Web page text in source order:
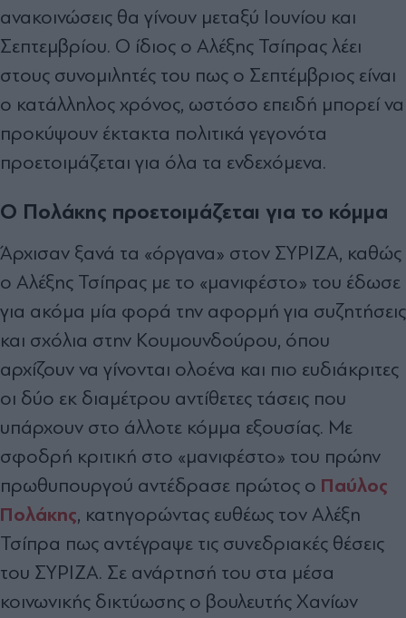
ανακοινώσεις θα γίνουν μεταξύ Ιουνίου και
Σεπτεμβρίου. Ο ίδιος ο Αλέξης Τσίπρας λέει
στους συνομιλητές του πως ο Σεπτέμβριος είναι
ο κατάλληλος χρόνος, ωστόσο επειδή μπορεί να
προκύψουν έκτακτα πολιτικά γεγονότα
προετοιμάζεται για όλα τα ενδεχόμενα.
Ο Πολάκης προετοιμάζεται για το κόμμα
Άρχισαν ξανά τα «όργανα» στον ΣΥΡΙΖΑ, καθώς
ο Αλέξης Τσίπρας με το «μανιφέστο» του έδωσε
για ακόμα μία φορά την αφορμή για συζητήσεις
και σχόλια στην Κουμουνδούρου, όπου
αρχίζουν να γίνονται ολοένα και πιο ευδιάκριτες
οι δύο εκ διαμέτρου αντίθετες τάσεις που
υπάρχουν στο άλλοτε κόμμα εξουσίας. Με
σφοδρή κριτική στο «μανιφέστο» του πρώην
πρωθυπουργού αντέδρασε πρώτος ο Παύλος
Πολάκης, κατηγορώντας ευθέως τον Αλέξη
Τσίπρα πως αντέγραψε τις συνεδριακές θέσεις
του ΣΥΡΙΖΑ. Σε ανάρτησή του στα μέσα
κοινωνικής δικτύωσης ο βουλευτής Χανίων